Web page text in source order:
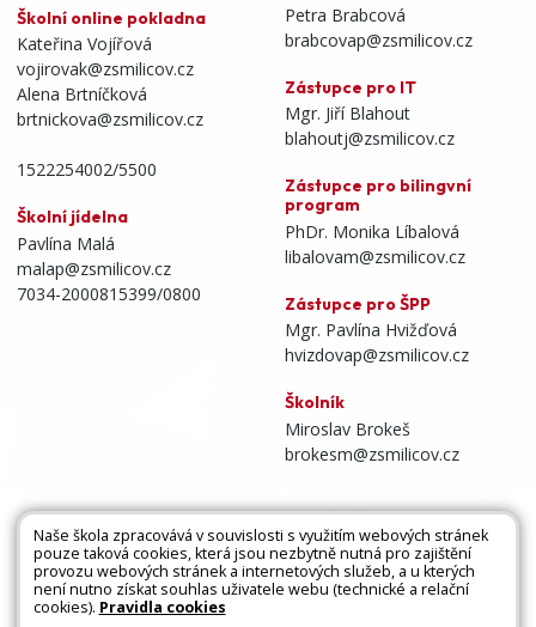
Školní online pokladna
Kateřina Vojířová
vojirovak@zsmilicov.cz
Alena Brtníčková
brtnickova@zsmilicov.cz
1522254002/5500
Školní jídelna
Pavlína Malá
malap@zsmilicov.cz
7034-2000815399/0800
Petra Brabcová
brabcovap@zsmilicov.cz
Zástupce pro IT
Mgr. Jiří Blahout
blahoutj@zsmilicov.cz
Zástupce pro bilingvní
program
PhDr. Monika Líbalová
libalovam@zsmilicov.cz
Zástupce pro ŠPP
Mgr. Pavlína Hvižďová
hvizdovap@zsmilicov.cz
Školník
Miroslav Brokeš
brokesm@zsmilicov.cz
Všechna práva vyhrazena. Copyright © 2026 |
Mapa stránek|Kontakty|Přihlásit|Prohlášení
o přístupnosti|
Naše škola zpracovává v souvislosti s využitím webových stránek
pouze taková cookies, která jsou nezbytně nutná pro zajištění
provozu webových stránek a internetových služeb, a u kterých
není nutno získat souhlas uživatele webu (technické a relační
cookies). Pravidla cookies